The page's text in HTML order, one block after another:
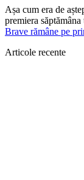
Așa cum era de
premiera
Brave rămâne pe
Articole recente